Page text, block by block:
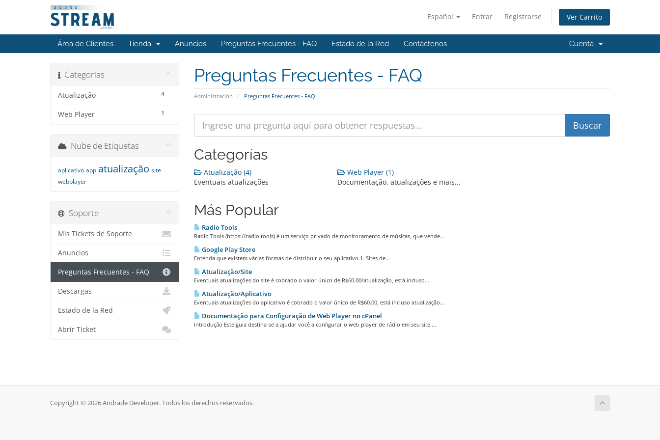
Español Entrar Registrarse Ver Carrito
Área de Clientes Tienda Anuncios Preguntas Frecuentes - FAQ Estado de la Red Contáctenos Cuenta
Preguntas Frecuentes - FAQ
Administración Preguntas Frecuentes - FAQ
Categorías
4
Atualização
1
Web Player
Categorías
Atualização (4)
Eventuais atualizações
Web Player (1)
Documentação, atualizações e mais...
Más Popular
Radio Tools
Radio Tools (https://radio.tools) é um serviço privado de monitoramento de músicas, que vende...
Google Play Store
Entenda que existem várias formas de distribuir o seu aplicativo.1. Sites de...
Atualização/Site
Eventuais atualizações do site é cobrado o valor único de R$60.00/atualização, está incluso...
Atualização/Aplicativo
Eventuais atualizações do aplicativo é cobrado o valor único de R$60.00, está incluso atualização...
Documentação para Configuração de Web Player no cPanel
Introdução Este guia destina-se a ajudar você a configurar o web player de rádio em seu site....
Nube de Etiquetas
aplicativo app atualização site
webplayer
Soporte
Mis Tickets de Soporte
Anuncios
Preguntas Frecuentes - FAQ
Descargas
Estado de la Red
Abrir Ticket
Copyright © 2026 Andrade Developer. Todos los derechos reservados.